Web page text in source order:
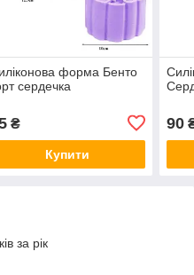
форма Бенто
сердечка
₴
Купити
90
за рік